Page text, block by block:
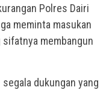
Polres Dairi
meminta masukan
sifatnya membangun
dukungan yang